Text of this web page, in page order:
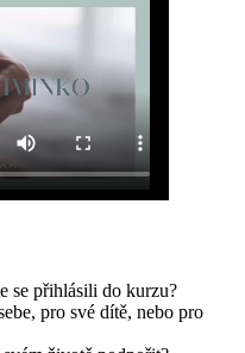
se přihlásili do kurzu?
pro své dítě, nebo pro